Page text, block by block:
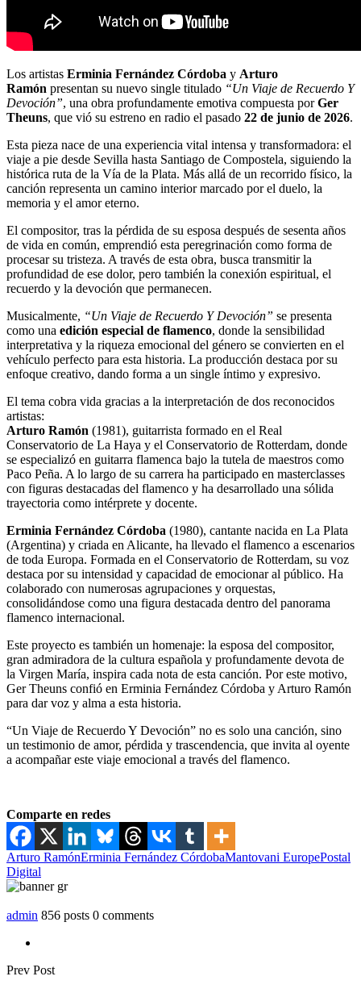
Los artistas Erminia Fernández Córdoba y Arturo
Ramón presentan su nuevo single titulado “Un Viaje de Recuerdo Y
Devoción”, una obra profundamente emotiva compuesta porGer
Theuns, que vió su estreno en radio el pasado 22 de junio de 2026.
Esta pieza nace de una experiencia vital intensa y transformadora: el
viaje a pie desde Sevilla hasta Santiago de Compostela, siguiendo la
histórica ruta de la Vía de la Plata. Más allá de un recorrido físico, la
canción representa un camino interior marcado por el duelo, la
memoria y el amor eterno.
El compositor, tras la pérdida de su esposa después de sesenta años
de vida en común, emprendió esta peregrinación como forma de
procesar su tristeza. A través de esta obra, busca transmitir la
profundidad de ese dolor, pero también la conexión espiritual, el
recuerdo y la devoción que permanecen.
Musicalmente, “Un Viaje de Recuerdo Y Devoción” se presenta
como una edición especial de flamenco, donde la sensibilidad
interpretativa y la riqueza emocional del género se convierten en el
vehículo perfecto para esta historia. La producción destaca por su
enfoque creativo, dando forma a un single íntimo y expresivo.
El tema cobra vida gracias a la interpretación de dos reconocidos
artistas:
Arturo Ramón (1981), guitarrista formado en el Real
Conservatorio de La Haya y el Conservatorio de Rotterdam, donde
se especializó en guitarra flamenca bajo la tutela de maestros como
Paco Peña. A lo largo de su carrera ha participado en masterclasses
con figuras destacadas del flamenco y ha desarrollado una sólida
trayectoria como intérprete y docente.
Erminia Fernández Córdoba (1980), cantante nacida en La Plata
(Argentina) y criada en Alicante, ha llevado el flamenco a escenarios
de toda Europa. Formada en el Conservatorio de Rotterdam, su voz
destaca por su intensidad y capacidad de emocionar al público. Ha
colaborado con numerosas agrupaciones y orquestas,
consolidándose como una figura destacada dentro del panorama
flamenco internacional.
Este proyecto es también un homenaje: la esposa del compositor,
gran admiradora de la cultura española y profundamente devota de
la Virgen María, inspira cada nota de esta canción. Por este motivo,
Ger Theuns confió en Erminia Fernández Córdoba y Arturo Ramón
para dar voz y alma a esta historia.
“Un Viaje de Recuerdo Y Devoción” no es solo una canción, sino
un testimonio de amor, pérdida y trascendencia, que invita al oyente
a acompañar este viaje emocional a través del flamenco.
Comparte en redes
Arturo RamónErminia Fernández CórdobaMantovani EuropePostal
Digital
admin 856 posts 0 comments
Prev Post